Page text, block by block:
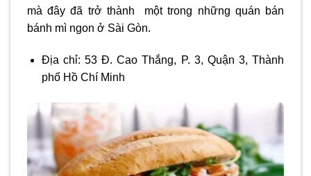
mà đây đã trở thành một trong những quán bán
bánh mì ngon ở Sài Gòn.
Địa chỉ: 53 Đ. Cao Thắng, P. 3, Quận 3, Thành
phố Hồ Chí Minh